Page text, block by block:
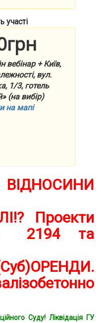
участі
вебінар + Київ,
вул.
1/3, готель
(на вибір)
на мапі
Проекти
2194 та
Суду! Ліквідація ГУ